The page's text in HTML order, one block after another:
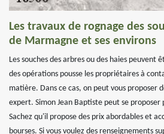
Les travaux de rognage des
de Marmagne et ses environs
Les souches des arbres ou des haies peuvent
des opérations pousse les propriétaires à
matière. Dans ce cas, on peut vous proposer
expert. Simon Jean Baptiste peut se proposer
Sachez qu'il propose des prix abordables et
bourses. Si vous voulez des renseignements